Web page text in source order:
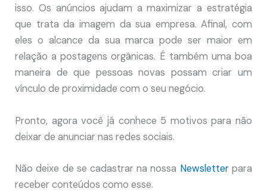
isso. Os anúncios ajudam a maximizar a estratégia
que trata da imagem da sua empresa. Afinal, com
eles o alcance da sua marca pode ser maior em
relação a postagens orgânicas. É também uma boa
maneira de que pessoas novas possam criar um
vínculo de proximidade com o seu negócio.
Pronto, agora você já conhece 5 motivos para não
deixar de anunciar nas redes sociais.
Não deixe de se cadastrar na nossa Newsletterpara
receber conteúdos como esse.